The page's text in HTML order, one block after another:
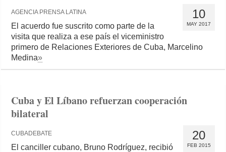
10
MAY 2017
AGENCIA PRENSA LATINA
El acuerdo fue suscrito como parte de la
visita que realiza a ese país el viceministro
primero de Relaciones Exteriores de Cuba, Marcelino
Medina»
Cuba y El Líbano refuerzan cooperación
bilateral
20
FEB 2015
CUBADEBATE
El canciller cubano, Bruno Rodríguez, recibió